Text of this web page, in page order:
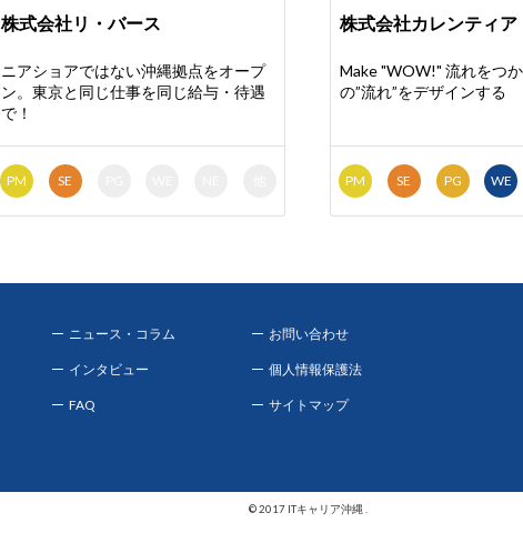
株式会社リ・バース
ニアショアではない沖縄拠点をオープ
ン。東京と同じ仕事を同じ給与・待遇
で！
PM SE
株式会社カレンティア
Make "WOW!" 流れをつ
の”流れ”をデザインする
PM SE PG WE
ニュース・コラム お問い合わせ
インタビュー 個人情報保護法
FAQ サイトマップ
© 2017 ITキャリア沖縄 .